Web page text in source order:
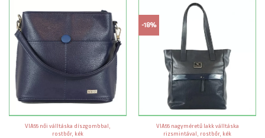
VIA55 női válltáska díszgombbal,
rostbőr, kék
-18%
VIA55 nagyméretű lakk válltáska
rizsmintával, rostbőr, kék